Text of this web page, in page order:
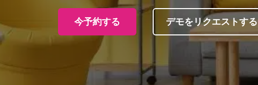
今予約する デモをリクエストする